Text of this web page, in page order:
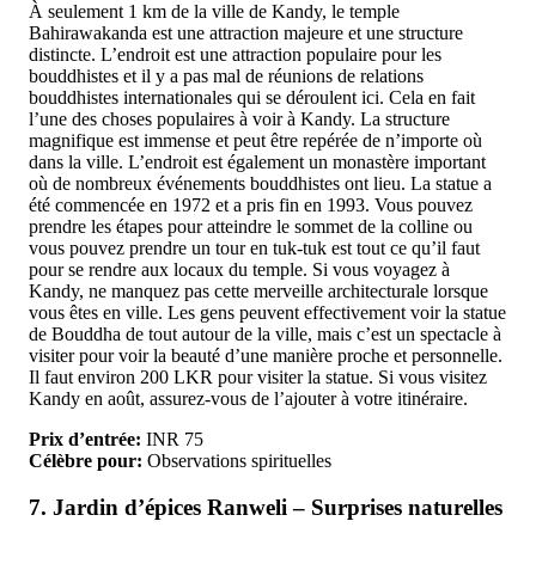
À seulement 1 km de la ville de Kandy, le temple
Bahirawakanda est une attraction majeure et une structure
distincte. L’endroit est une attraction populaire pour les
bouddhistes et il y a pas mal de réunions de relations
bouddhistes internationales qui se déroulent ici. Cela en fait
l’une des choses populaires à voir à Kandy. La structure
magnifique est immense et peut être repérée de n’importe où
dans la ville. L’endroit est également un monastère important
où de nombreux événements bouddhistes ont lieu. La statue a
été commencée en 1972 et a pris fin en 1993. Vous pouvez
prendre les étapes pour atteindre le sommet de la colline ou
vous pouvez prendre un tour en tuk-tuk est tout ce qu’il faut
pour se rendre aux locaux du temple. Si vous voyagez à
Kandy, ne manquez pas cette merveille architecturale lorsque
vous êtes en ville. Les gens peuvent effectivement voir la statue
de Bouddha de tout autour de la ville, mais c’est un spectacle à
visiter pour voir la beauté d’une manière proche et personnelle.
Il faut environ 200 LKR pour visiter la statue. Si vous visitez
Kandy en août, assurez-vous de l’ajouter à votre itinéraire.
Prix d’entrée: INR 75
Célèbre pour: Observations spirituelles
7. Jardin d’épices Ranweli – Surprises naturelles